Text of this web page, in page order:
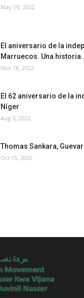
May 19, 2022
El aniversario de la
Marruecos. Una
Nov 18, 2022
El 62 aniversario de la
Níger
Aug 3, 2022
Thomas Sankara,
Oct 15, 2025